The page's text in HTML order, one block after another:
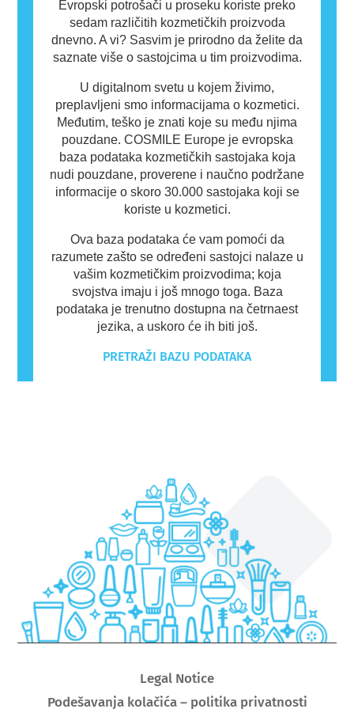
Evropski potrošači u proseku koriste preko
sedam različitih kozmetičkih proizvoda
dnevno. A vi? Sasvim je prirodno da želite da
saznate više o sastojcima u tim proizvodima.
U digitalnom svetu u kojem živimo,
preplavljeni smo informacijama o kozmetici.
Međutim, teško je znati koje su među njima
pouzdane. COSMILE Europe je evropska
baza podataka kozmetičkih sastojaka koja
nudi pouzdane, proverene i naučno podržane
informacije o skoro 30.000 sastojaka koji se
koriste u kozmetici.
Ova baza podataka će vam pomoći da
razumete zašto se određeni sastojci nalaze u
vašim kozmetičkim proizvodima; koja
svojstva imaju i još mnogo toga. Baza
podataka je trenutno dostupna na četrnaest
jezika, a uskoro će ih biti još.
PRETRAŽI BAZU PODATAKA
Legal Notice
Podešavanja kolačića – politika privatnosti